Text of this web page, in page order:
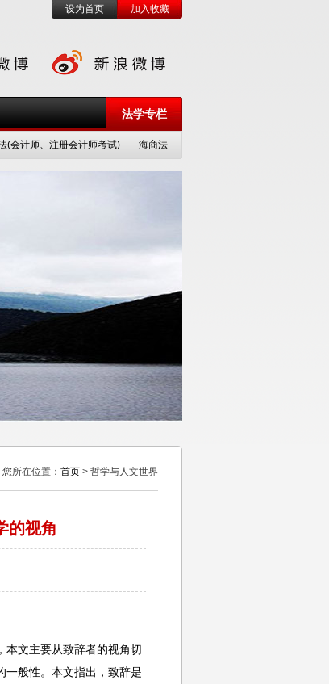
设为首页 加入收藏
法学专栏
(会计师、注册会计师考试) 海商法
您所在位置： 首页 > 哲学与人文世界
的视角
本文主要从致辞者的视角切
一般性。本文指出，致辞是